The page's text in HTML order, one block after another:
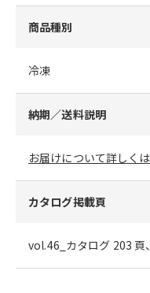
商品種別
冷凍
納期／送料説明
お届けについて詳しく
カタログ掲載頁
vol.46_カタログ 203